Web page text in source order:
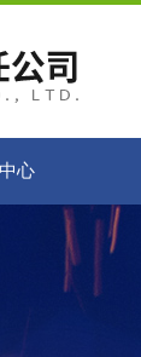
心